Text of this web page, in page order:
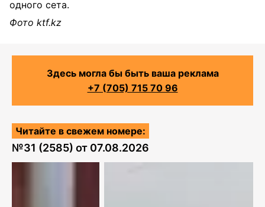
одного сета.
Фото ktf.kz
Здесь могла бы быть ваша реклама
+7 (705) 715 70 96
Читайте в свежем номере:
№31 (2585) от 07.08.2026